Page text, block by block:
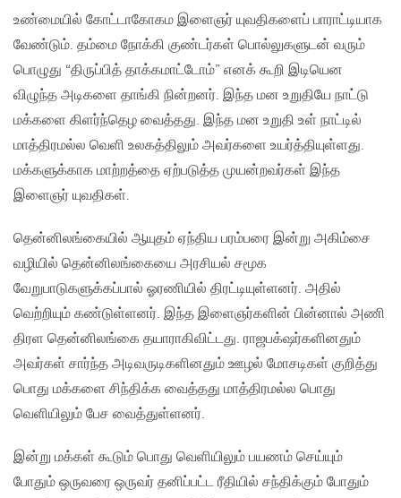
உண்மையில் கோட்டாகோகம இளைஞர் யுவதிகளைப் பாராட்டியாக
வேண்டும். தம்மை நோக்கி குண்டர்கள் பொல்லுகளுடன் வரும்
பொழுது “திருப்பித் தாக்கமாட்டோம்” எனக் கூறி இடியென
விழுந்த அடிகளை தாங்கி நின்றனர். இந்த மன உறுதியே நாட்டு
மக்களை கிளர்ந்தெழ வைத்தது. இந்த மன உறுதி உள் நாட்டில்
மாத்திரமல்ல வெளி உலகத்திலும் அவர்களை உயர்த்தியுள்ளது.
மக்களுக்காக மாற்றத்தை ஏற்படுத்த முயன்றவர்கள் இந்த
இளைஞர் யுவதிகள்.
தென்னிலங்கையில் ஆயுதம் ஏந்திய பரம்பரை இன்று அகிம்சை
வழியில் தென்னிலங்கையை அரசியல் சமூக
வேறுபாடுகளுக்கப்பால் ஓரணியில் திரட்டியுள்ளனர். அதில்
வெற்றியும் கண்டுள்ளனர். இந்த இளைஞர்களின் பின்னால் அணி
திரள தென்னிலங்கை தயாராகிவிட்டது. ராஜபக்‌ஷர்களினதும்
அவர்கள் சார்ந்த அடிவருடிகளினதும் ஊழல் மோசடிகள் குறித்து
பொது மக்களை சிந்திக்க வைத்தது மாத்திரமல்ல பொது
வெளியிலும் பேச வைத்துள்ளனர்.
இன்று மக்கள் கூடும் பொது வெளியிலும் பயணம் செய்யும்
போதும் ஒருவரை ஒருவர் தனிப்பட்ட ரீதியில் சந்திக்கும் போதும்